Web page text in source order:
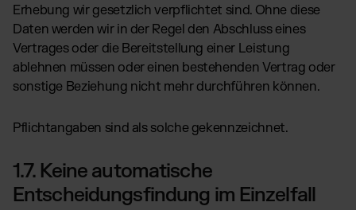
Erhebung wir gesetzlich verpflichtet sind. Ohne diese
Daten werden wir in der Regel den Abschluss eines
Vertrages oder die Bereitstellung einer Leistung
ablehnen müssen oder einen bestehenden Vertrag oder
sonstige Beziehung nicht mehr durchführen können.
Pflichtangaben sind als solche gekennzeichnet.
1.7. Keine automatische
Entscheidungsfindung im Einzelfall